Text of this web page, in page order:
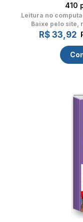
410
Leitura no
Baixe pelo site,
R$ 33,92